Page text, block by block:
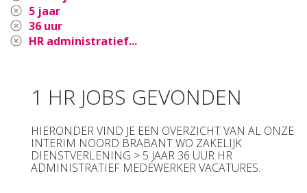
5 jaar
36 uur
HR administratief...
1 HR JOBS GEVONDEN
HIERONDER VIND JE EEN OVERZICHT VAN AL ONZE
INTERIM NOORD BRABANT WO ZAKELIJK
DIENSTVERLENING > 5 JAAR 36 UUR HR
ADMINISTRATIEF MEDEWERKER VACATURES.